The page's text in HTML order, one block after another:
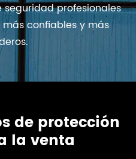
profesionales
confiables y más
de protección
la venta